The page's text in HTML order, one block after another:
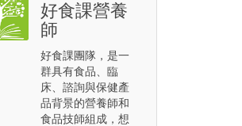
好食課營養
師
好食課團隊，是一
群具有食品、臨
床、諮詢與保健產
品背景的營養師和
食品技師組成，想